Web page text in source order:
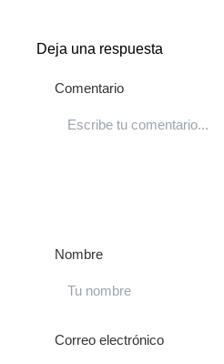
Deja una respuesta
Comentario
Nombre
Correo electrónico